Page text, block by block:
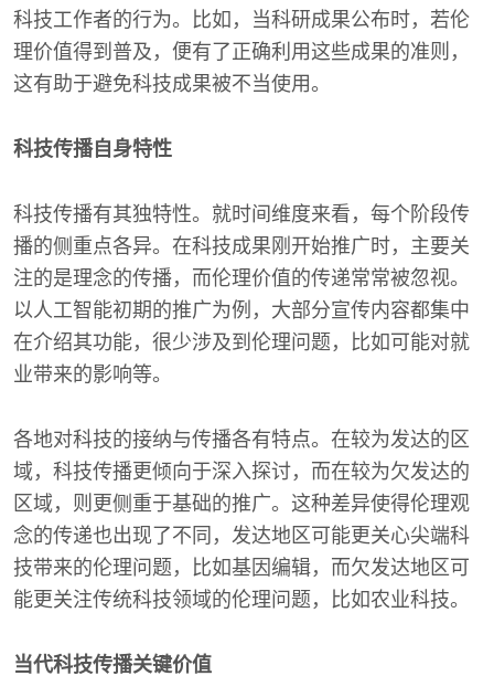
科技工作者的行为。比如，当科研成果公布时，若伦
理价值得到普及，便有了正确利用这些成果的准则，
这有助于避免科技成果被不当使用。
科技传播自身特性
科技传播有其独特性。就时间维度来看，每个阶段传
播的侧重点各异。在科技成果刚开始推广时，主要关
注的是理念的传播，而伦理价值的传递常常被忽视。
以人工智能初期的推广为例，大部分宣传内容都集中
在介绍其功能，很少涉及到伦理问题，比如可能对就
业带来的影响等。
各地对科技的接纳与传播各有特点。在较为发达的区
域，科技传播更倾向于深入探讨，而在较为欠发达的
区域，则更侧重于基础的推广。这种差异使得伦理观
念的传递也出现了不同，发达地区可能更关心尖端科
技带来的伦理问题，比如基因编辑，而欠发达地区可
能更关注传统科技领域的伦理问题，比如农业科技。
当代科技传播关键价值